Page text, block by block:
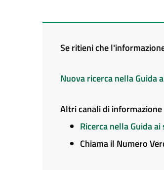
Se ritieni che
Nuova ricerca nella Guida
Altri canali di informazione
Ricerca nella Guida
Chiama il Numero